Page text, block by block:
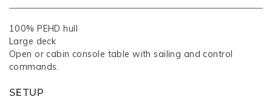
100% PEHD hull
Large deck
Open or cabin console table with sailing and control
commands.
SETUP